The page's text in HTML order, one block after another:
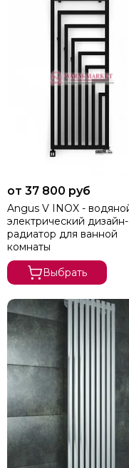
от 37 800 руб
Angus V INOX - водяной или
электрический дизайн-
радиатор для ванной
комнаты
Выбрать